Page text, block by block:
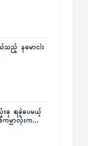
ည့် နမောငါး
းခု ရခဲ့ပေမယ့်
မ္ဘာလုံးက